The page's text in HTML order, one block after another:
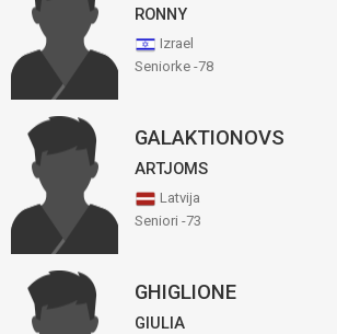
RONNY
Izrael
Seniorke -78
GALAKTIONOVS
ARTJOMS
Latvija
Seniori -73
GHIGLIONE
GIULIA